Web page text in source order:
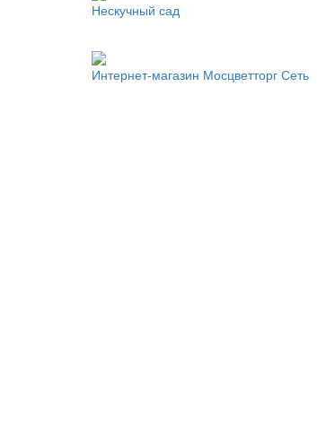
Нескучный сад
Интернет-магазин Мосцветторг Сеть